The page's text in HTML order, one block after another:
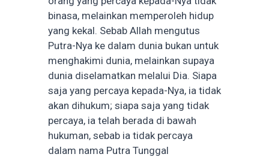
binasa, melainkan memperoleh hidup
yang kekal. Sebab Allah mengutus
Putra-Nya ke dalam dunia bukan untuk
menghakimi dunia, melainkan supaya
dunia diselamatkan melalui Dia. Siapa
saja yang percaya kepada-Nya, ia tidak
akan dihukum; siapa saja yang tidak
percaya, ia telah berada di bawah
hukuman, sebab ia tidak percaya
dalam nama Putra Tunggal